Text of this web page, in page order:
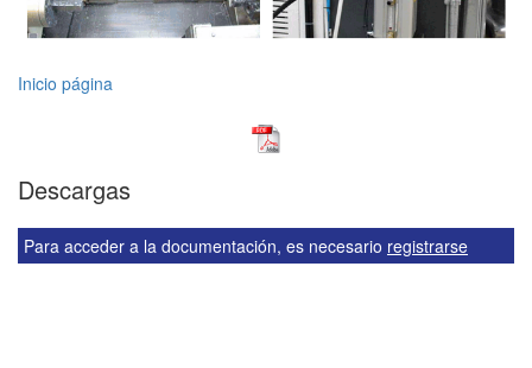
Inicio página
Descargas
Para acceder a la documentación, es necesario registrarse